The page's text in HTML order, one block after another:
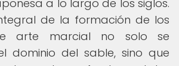
a lo largo de los siglos.
de la formación de los
arte marcial no solo se
dominio del sable, sino que